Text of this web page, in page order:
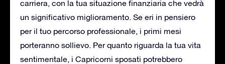
carriera, con la tua situazione finanziaria che vedrà
un significativo miglioramento. Se eri in pensiero
per il tuo percorso professionale, i primi mesi
porteranno sollievo. Per quanto riguarda la tua vita
sentimentale, i Capricorni sposati potrebbero